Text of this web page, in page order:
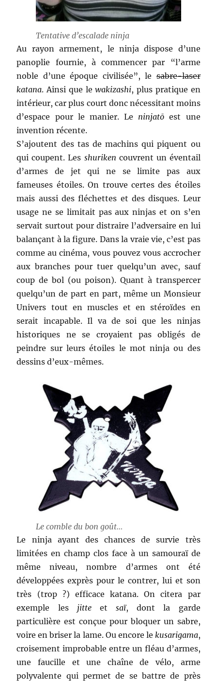
Tentative d’escalade ninja
Au rayon armement, le ninja dispose d’une
panoplie fournie, à commencer par “l’arme
noble d’une époque civilisée”, lesabre-laser
katana. Ainsi que lewakizashi, plus pratique en
intérieur, car plus court donc nécessitant moins
d’espace pour le manier. Le ninjatō est une
invention récente.
S’ajoutent des tas de machins qui piquent ou
qui coupent. Les shuriken couvrent un éventail
d’armes de jet qui ne se limite pas aux
fameuses étoiles. On trouve certes des étoiles
mais aussi des fléchettes et des disques. Leur
usage ne se limitait pas aux ninjas et on s’en
servait surtout pour distraire l’adversaire en lui
balançant à la figure. Dans la vraie vie, c’est pas
comme au cinéma, vous pouvez vous accrocher
aux branches pour tuer quelqu’un avec, sauf
coup de bol (ou poison). Quant à transpercer
quelqu’un de part en part, même un Monsieur
Univers tout en muscles et en stéroïdes en
serait incapable. Il va de soi que les ninjas
historiques ne se croyaient pas obligés de
peindre sur leurs étoiles le mot ninja ou des
dessins d’eux-mêmes.
Le comble du bon goût…
Le ninja ayant des chances de survie très
limitées en champ clos face à un samouraï de
même niveau, nombre d’armes ont été
développées exprès pour le contrer, lui et son
très (trop ?) efficace katana. On citera par
exemple les jitteetsaï, dont la garde
particulière est conçue pour bloquer un sabre,
voire en briser la lame. Ou encore le kusarigama,
croisement improbable entre un fléau d’armes,
une faucille et une chaîne de vélo, arme
polyvalente qui permet de se battre de près